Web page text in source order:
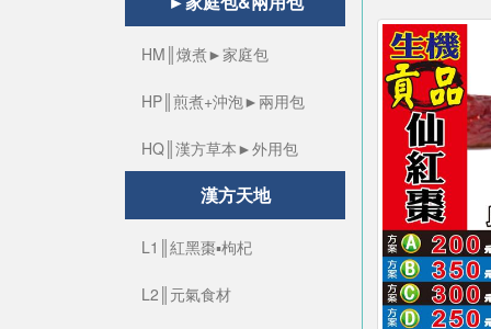
HM║燉煮►家庭包
HP║煎煮+沖泡►兩用包
HQ║漢方草本►外用包
漢方天地
L1║紅黑棗▪枸杞
L2║元氣食材